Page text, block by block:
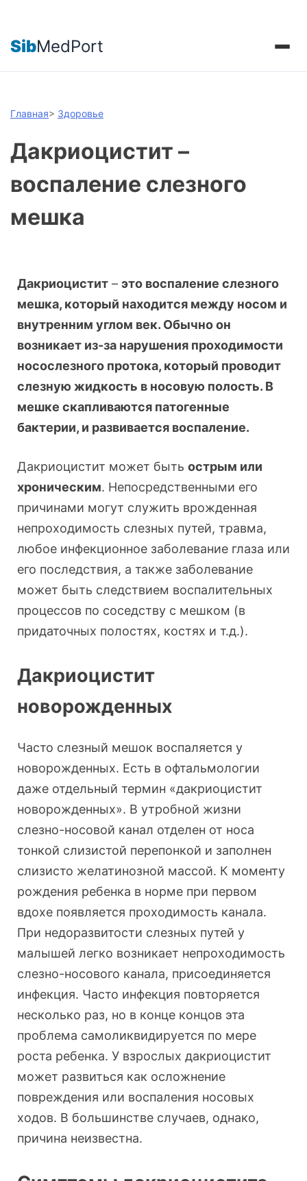
SibMedPort
Главная> Здоровье
Дакриоцистит –
воспаление слезного
мешка
Дакриоцистит – это воспаление слезного
мешка, который находится между носом и
внутренним углом век. Обычно он
возникает из-за нарушения проходимости
носослезного протока, который проводит
слезную жидкость в носовую полость. В
мешке скапливаются патогенные
бактерии, и развивается воспаление.
Дакриоцистит может быть острым или
хроническим. Непосредственными его
причинами могут служить врожденная
непроходимость слезных путей, травма,
любое инфекционное заболевание глаза или
его последствия, а также заболевание
может быть следствием воспалительных
процессов по соседству с мешком (в
придаточных полостях, костях и т.д.).
Дакриоцистит
новорожденных
Часто слезный мешок воспаляется у
новорожденных. Есть в офтальмологии
даже отдельный термин «дакриоцистит
новорожденных». В утробной жизни
слезно-носовой канал отделен от носа
тонкой слизистой перепонкой и заполнен
слизисто желатинозной массой. К моменту
рождения ребенка в норме при первом
вдохе появляется проходимость канала.
При недоразвитости слезных путей у
малышей легко возникает непроходимость
слезно-носового канала, присоединяется
инфекция. Часто инфекция повторяется
несколько раз, но в конце концов эта
проблема самоликвидируется по мере
роста ребенка. У взрослых дакриоцистит
может развиться как осложнение
повреждения или воспаления носовых
ходов. В большинстве случаев, однако,
причина неизвестна.